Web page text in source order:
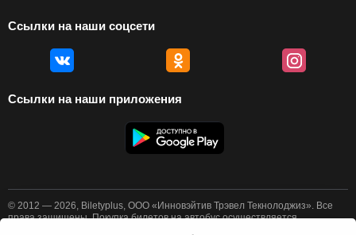
Ссылки на наши соцсети
Ссылки на наши приложения
© 2012 — 2026, Biletyplus, ООО «Инновэйтив Трэвел Текнолоджиз». Все
права защищены. Покупка билетов на автобус осуществляется